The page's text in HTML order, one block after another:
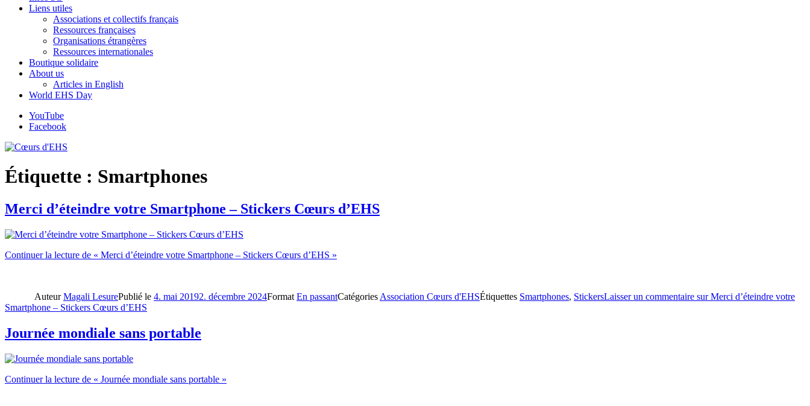
Liens utiles
Associations et collectifs français
Ressources françaises
Organisations étrangères
Ressources internationales
Boutique solidaire
About us
Articles in English
World EHS Day
YouTube
Facebook
Étiquette : Smartphones
Merci d’éteindre votre Smartphone – Stickers Cœurs d’EHS
Continuer la lecture de « Merci d’éteindre votre Smartphone – Stickers Cœurs d’EHS »
AuteurMagali LesurePublié le 4. mai 20192. décembre 2024Format En passantCatégories Association Cœurs d'EHSÉtiquettes Smartphones, StickersLaisser un commentaire sur Merci d’éteindre votre
Smartphone – Stickers Cœurs d’EHS
Journée mondiale sans portable
Continuer la lecture de « Journée mondiale sans portable »